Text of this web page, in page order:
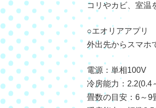
コリやカビ、室温
○エオリアアプリ
外出先からスマホ
電源：単相100V
冷房能力：2.2(0.4
畳数の目安：6～9